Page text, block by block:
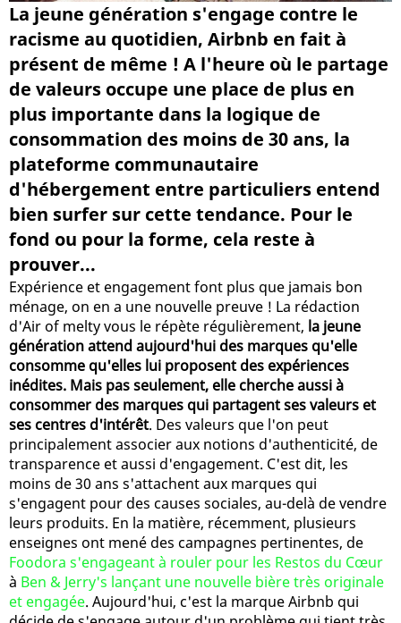
La jeune génération s'engage contre le
racisme au quotidien, Airbnb en fait à
présent de même ! A l'heure où le partage
de valeurs occupe une place de plus en
plus importante dans la logique de
consommation des moins de 30 ans, la
plateforme communautaire
d'hébergement entre particuliers entend
bien surfer sur cette tendance. Pour le
fond ou pour la forme, cela reste à
prouver...
Expérience et engagement font plus que jamais bon
ménage, on en a une nouvelle preuve ! La rédaction
d'Air of melty vous le répète régulièrement, la jeune
génération attend aujourd'hui des marques qu'elle
consomme qu'elles lui proposent des expériences
inédites. Mais pas seulement, elle cherche aussi à
consommer des marques qui partagent ses valeurs et
ses centres d'intérêt. Des valeurs que l'on peut
principalement associer aux notions d'authenticité, de
transparence et aussi d'engagement. C'est dit, les
moins de 30 ans s'attachent aux marques qui
s'engagent pour des causes sociales, au-delà de vendre
leurs produits. En la matière, récemment, plusieurs
enseignes ont mené des campagnes pertinentes, de
Foodora s'engageant à rouler pour les Restos du Cœur
à Ben & Jerry's lançant une nouvelle bière très originale
et engagée. Aujourd'hui, c'est la marque Airbnb qui